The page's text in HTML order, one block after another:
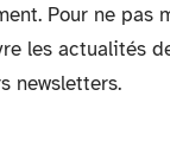
Pour ne pas
les actualités
newsletters.